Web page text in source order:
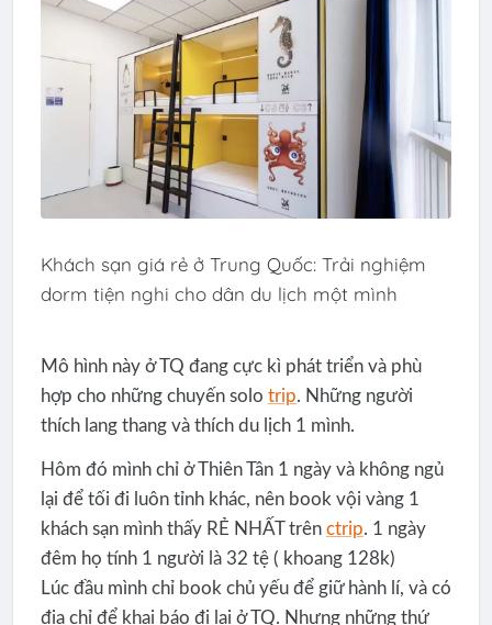
Khách sạn giá rẻ ở Trung Quốc: Trải nghiệm
dorm tiện nghi cho dân du lịch một mình
Mô hình này ở TQ đang cực kì phát triển và phù
hợp cho những chuyến solo trip. Những người
thích lang thang và thích du lịch 1 mình.
Hôm đó mình chỉ ở Thiên Tân 1 ngày và không ngủ
lại để tối đi luôn tỉnh khác, nên book vội vàng 1
khách sạn mình thấy RẺ NHẤT trên ctrip. 1 ngày
đêm họ tính 1 người là 32 tệ ( khoang 128k)
Lúc đầu mình chỉ book chủ yếu để giữ hành lí, và có
địa chỉ để khai báo đi lại ở TQ. Nhưng những thứ